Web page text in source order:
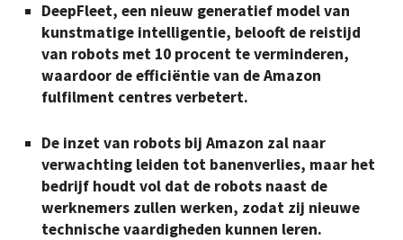
DeepFleet, een nieuw generatief model van
kunstmatige intelligentie, belooft de reistijd
van robots met 10 procent te verminderen,
waardoor de efficiëntie van de Amazon
fulfilment centres verbetert.
De inzet van robots bij Amazon zal naar
verwachting leiden tot banenverlies, maar het
bedrijf houdt vol dat de robots naast de
werknemers zullen werken, zodat zij nieuwe
technische vaardigheden kunnen leren.